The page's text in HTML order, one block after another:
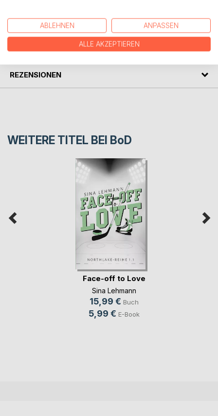
AUTOR/IN
REZENSIONEN
WEITERE TITEL BEI BoD
Face-off to Love
Sina Lehmann
15,99 € Buch
5,99 € E-Book
ABLEHNEN ANPASSEN
ALLE AKZEPTIEREN